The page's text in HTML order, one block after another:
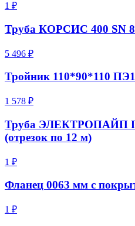
1 ₽
Труба КОРСИС 400 SN
5 496 ₽
Тройник 110*90*110
1 578 ₽
Труба ЭЛЕКТРОПАЙП
(отрезок по 12 м)
1 ₽
Фланец 0063 мм с
1 ₽